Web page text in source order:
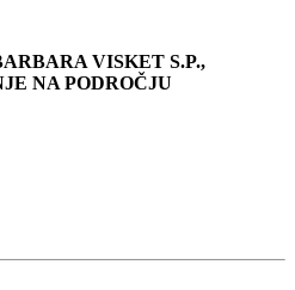
VISKET S.P.,
NA PODROČJU